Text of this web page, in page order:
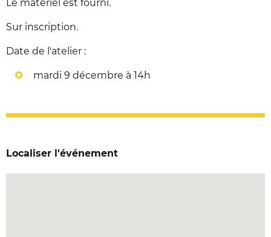
Le matériel est fourni.
Sur inscription.
Date de l'atelier :
mardi 9 décembre à 14h
Localiser l'événement